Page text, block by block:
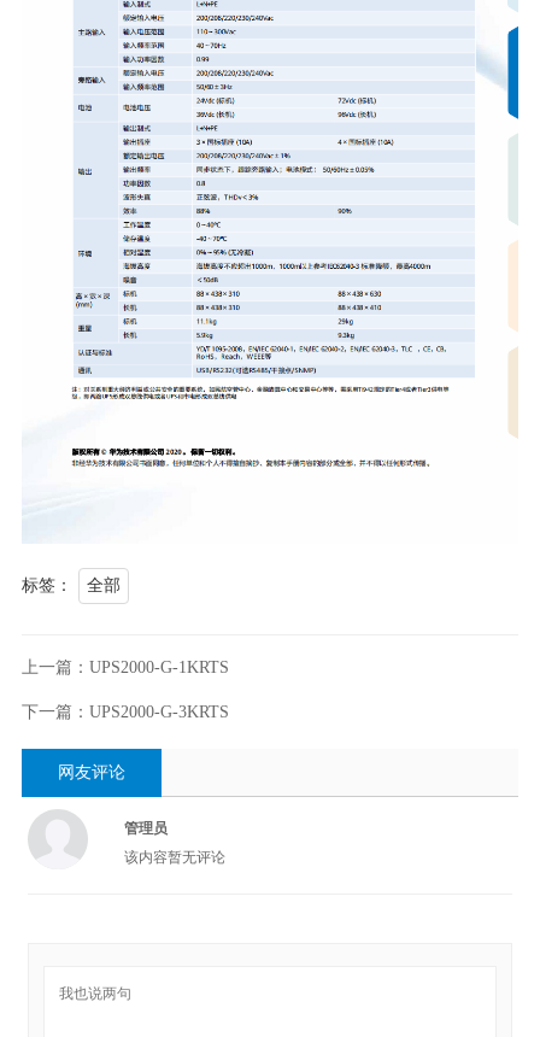
标签： 全部
上一篇：UPS2000-G-1KRTS
下一篇：UPS2000-G-3KRTS
网友评论
管理员
该内容暂无评论